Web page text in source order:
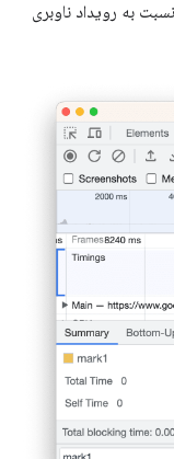
به رویداد ناوبری